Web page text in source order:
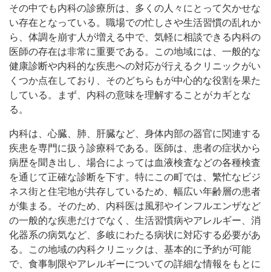
その中でも内科の診療所は、多くの人々にとって欠かせな
い存在となっている。職場での忙しさや生活習慣の乱れか
ら、体調を崩す人が増える中で、気軽に相談できる内科の
医師の存在は非常に重要である。この地域には、一般的な
健康診断や内科的な疾患への対応が行えるクリニックがい
くつか点在しており、そのどちらもが中心的な役割を果た
している。まず、内科の意味を理解することがカギとな
る。
内科は、心臓、肺、肝臓など、身体内部の器官に関連する
疾患を専門に扱う診療科である。医師は、患者の症状から
病歴を聞き出し、場合によっては血液検査などの各種検査
を通じて正確な診断を下す。特にこの町では、繁忙なビジ
ネス街と住宅地が共存しているため、幅広い年齢層の患者
が集まる。そのため、内科医は風邪やインフルエンザなど
の一般的な疾患だけでなく、生活習慣病やアレルギー、消
化器系の病気など、多岐にわたる病状に対応する必要があ
る。この地域の内科クリニックは、基本的に予約が可能
で、食事制限やアレルギーについての詳細な情報をもとに